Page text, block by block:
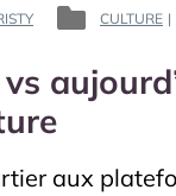
POSTED
CULTURE |
aux